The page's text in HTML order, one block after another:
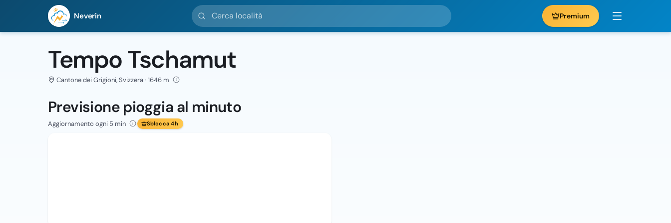
Neverin
Cerca località
Premium
Tempo Tschamut
Cantone dei Grigioni, Svizzera · 1646 m
Previsione pioggia al minuto
Aggiornamento ogni 5 min Sblocca 4h